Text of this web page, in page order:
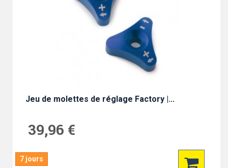
Jeu de molettes de réglage Factory |...
39,96 €
7 jours